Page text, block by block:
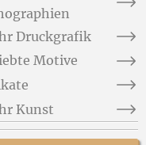
Druckgrafik
Motive
Kunst